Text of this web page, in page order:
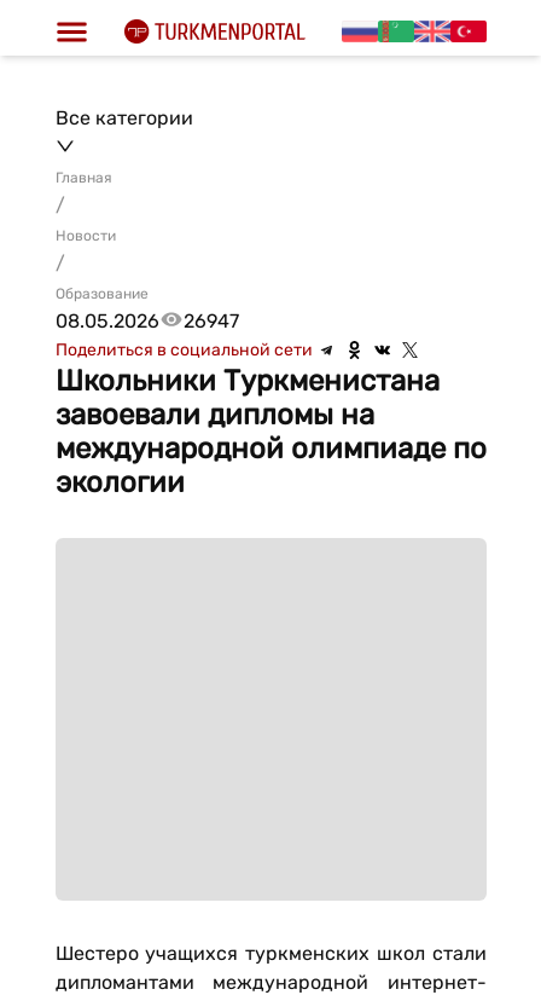
Все категории
Главная
/
Новости
/
Образование
08.05.2026 26947
Поделиться в социальной сети
Школьники Туркменистана
завоевали дипломы на
международной олимпиаде по
экологии
Шестеро учащихся туркменских школ стали
дипломантами международной интернет-